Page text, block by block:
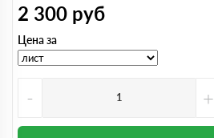
2 300 руб
Цена за
- +